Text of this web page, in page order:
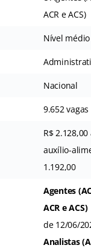
ACR e ACS)
Nível
Nacional
9.652 vagas
R$
auxílio-
1.192,00
Agentes
ACR e ACS)
de 12/06/
Analistas